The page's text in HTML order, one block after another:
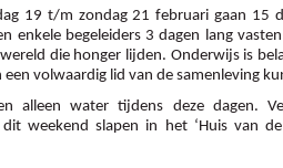
19 t/m zondag 21 februari gaan 15
enkele begeleiders 3 dagen lang
die honger lijden. Onderwijs is
een volwaardig lid van de samenleving
alleen water tijdens deze dagen.
weekend slapen in het ‘Huis van